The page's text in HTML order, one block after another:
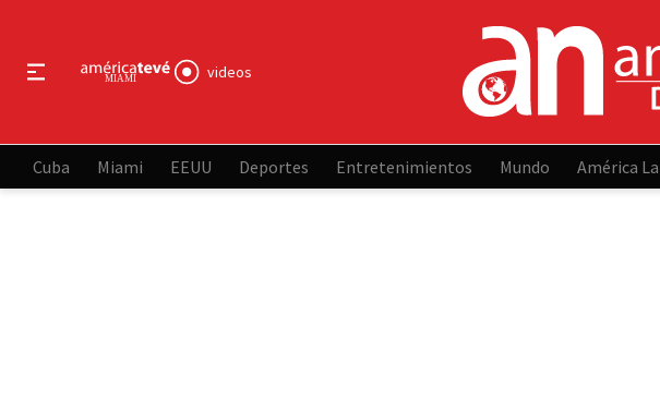
videos
Cuba Miami EEUU Deportes Entretenimientos Mundo América